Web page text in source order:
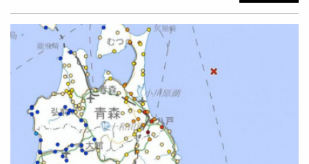
共約32.6萬人接受篩檢，占去年整體乳癌篩檢人數25.9%，
顯見擴大篩檢補助範圍確有成效，更多女性因此受惠。乳房
X光攝影助早期發現 守護女性健康防護網國民健康署指
出，乳房X光攝影為目前國際實證上最有效的乳癌篩檢工
具，可用來偵測微小鈣化點及尚未出現症狀的早期腫瘤，檢
查時間短、輻射低，且現行設備已大幅降低不適感。國內外
研究顯示，定期接受乳房X光攝影檢查可降低30%晚期乳癌
發生率並減少41%的死亡率，若早期發現並接受治療，5年
存活率可達99%以上；依據我國112年癌症登記資料，每年